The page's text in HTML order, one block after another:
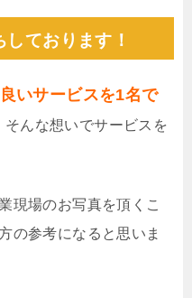
ております！
良いサービスを1名で
そんな想いでサービスを
現場のお写真を頂くこ
の参考になると思いま